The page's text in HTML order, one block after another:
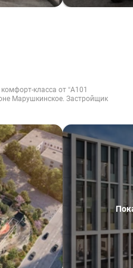
класса от “А101
Марушкинское. Застройщик